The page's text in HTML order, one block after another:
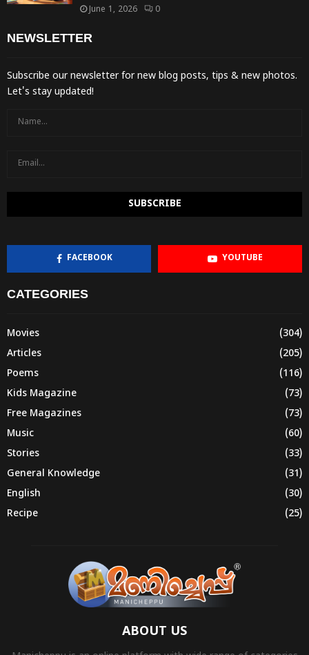
June 1, 2026 0
NEWSLETTER
Subscribe our newsletter for new blog posts, tips & new photos.
Let's stay updated!
FACEBOOK YOUTUBE
CATEGORIES
Movies
(304)
Articles
(205)
Poems
(116)
Kids Magazine
(73)
Free Magazines
(73)
Music
(60)
Stories
(33)
General Knowledge
(31)
English
(30)
Recipe
(25)
ABOUT US